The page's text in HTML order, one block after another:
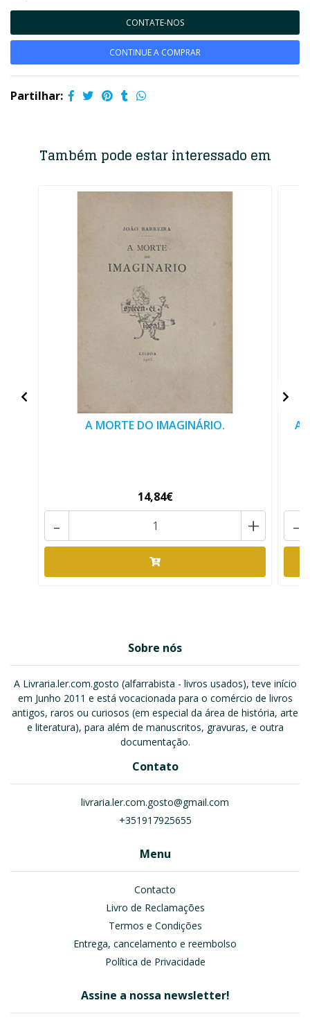
CONTATE-NOS
CONTINUE A COMPRAR
Partilhar:
Também pode estar interessado em
A MORTE DO IMAGINÁRIO.
14,84€
+
-
A
-
Sobre nós
A Livraria.ler.com.gosto (alfarrabista - livros usados), teve início
em Junho 2011 e está vocacionada para o comércio de livros
antigos, raros ou curiosos (em especial da área de história, arte
e literatura), para além de manuscritos, gravuras, e outra
documentação.
Contato
livraria.ler.com.gosto@gmail.com
+351917925655
Menu
Contacto
Livro de Reclamações
Termos e Condições
Entrega, cancelamento e reembolso
Política de Privacidade
Assine a nossa newsletter!